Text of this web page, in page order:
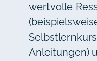
wertvolle
Anleitungen)